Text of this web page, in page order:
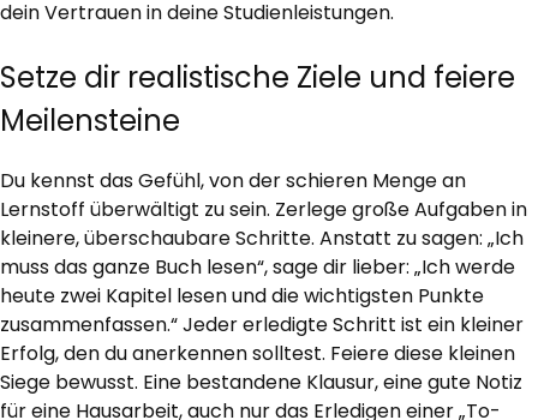
dein Vertrauen in deine Studienleistungen.
Setze dir realistische Ziele und feiere
Meilensteine
Du kennst das Gefühl, von der schieren Menge an
Lernstoff überwältigt zu sein. Zerlege große Aufgaben in
kleinere, überschaubare Schritte. Anstatt zu sagen: „Ich
muss das ganze Buch lesen“, sage dir lieber: „Ich werde
heute zwei Kapitel lesen und die wichtigsten Punkte
zusammenfassen.“ Jeder erledigte Schritt ist ein kleiner
Erfolg, den du anerkennen solltest. Feiere diese kleinen
Siege bewusst. Eine bestandene Klausur, eine gute Notiz
für eine Hausarbeit, auch nur das Erledigen einer „To-